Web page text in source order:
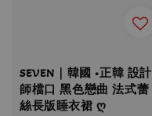
SEVEN｜韓國 •正韓 設計
師檔口 黑色戀曲 法式蕾
絲長版睡衣裙 ღ